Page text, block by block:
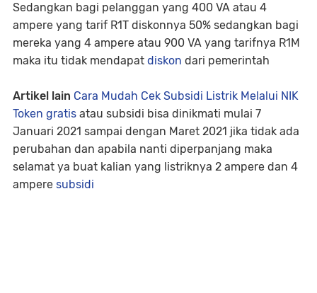
Sedangkan bagi pelanggan yang 400 VA atau 4
ampere yang tarif R1T diskonnya 50% sedangkan bagi
mereka yang 4 ampere atau 900 VA yang tarifnya R1M
maka itu tidak mendapat diskon dari pemerintah
Artikel lain Cara Mudah Cek Subsidi Listrik Melalui NIK
Token gratis atau subsidi bisa dinikmati mulai 7
Januari 2021 sampai dengan Maret 2021 jika tidak ada
perubahan dan apabila nanti diperpanjang maka
selamat ya buat kalian yang listriknya 2 ampere dan 4
ampere subsidi